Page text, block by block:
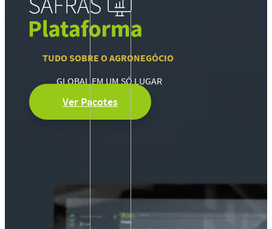
TUDO SOBRE O AGRONEGÓCIO
GLOBAL EM UM SÓ LUGAR
Ver Pacotes